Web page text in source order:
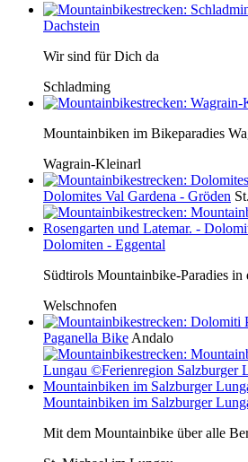
Dachstein
Wir sind für Dich da
Schladming
Mountainbiken im Bikeparadies
Wagrain-Kleinarl
Dolomites Val Gardena - Gröden
Dolomiten - Eggental
Südtirols Mountainbike-Paradies in
Welschnofen
Paganella Bike Andalo
Mountainbiken im Salzburger
Mit dem Mountainbike über alle